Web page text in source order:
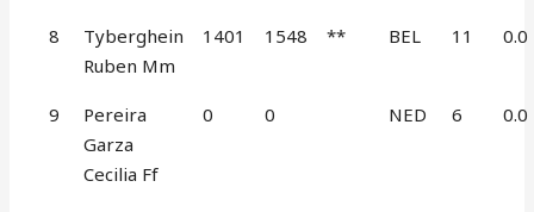
8
Tyberghein
Ruben Mm
1401 1548 ** BEL 11 0.0
9
Pereira
Garza
Cecilia Ff
0 0 NED 6 0.0